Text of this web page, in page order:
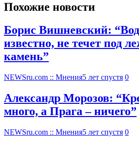
Похожие новости
Борис Вишневский:
известно, не течет под
камень”
NEWSru.com :: Мнения5 лет спустя 0
Александр Морозов:
много, а Прага – ничего”
NEWSru.com :: Мнения5 лет спустя 0